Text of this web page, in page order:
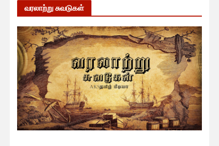
வரலாற்று சுவடுகள்